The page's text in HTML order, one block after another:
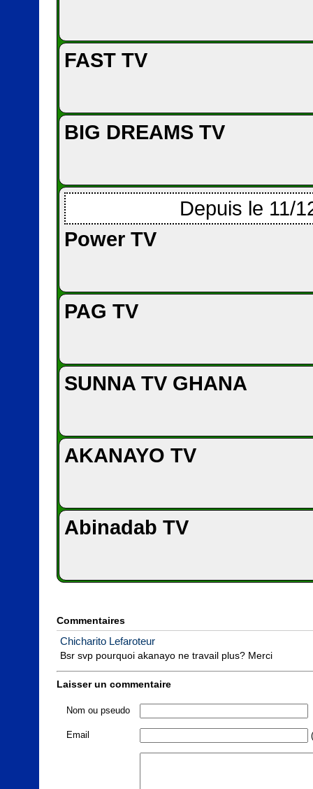
FAST TV
BIG DREAMS TV
Depuis le 11/
Power TV
PAG TV
SUNNA TV GHANA
AKANAYO TV
Abinadab TV
Commentaires
Chicharito Lefaroteur
Bsr svp pourquoi akanayo ne travail plus? Merci
Laisser un commentaire
Nom ou pseudo
Email